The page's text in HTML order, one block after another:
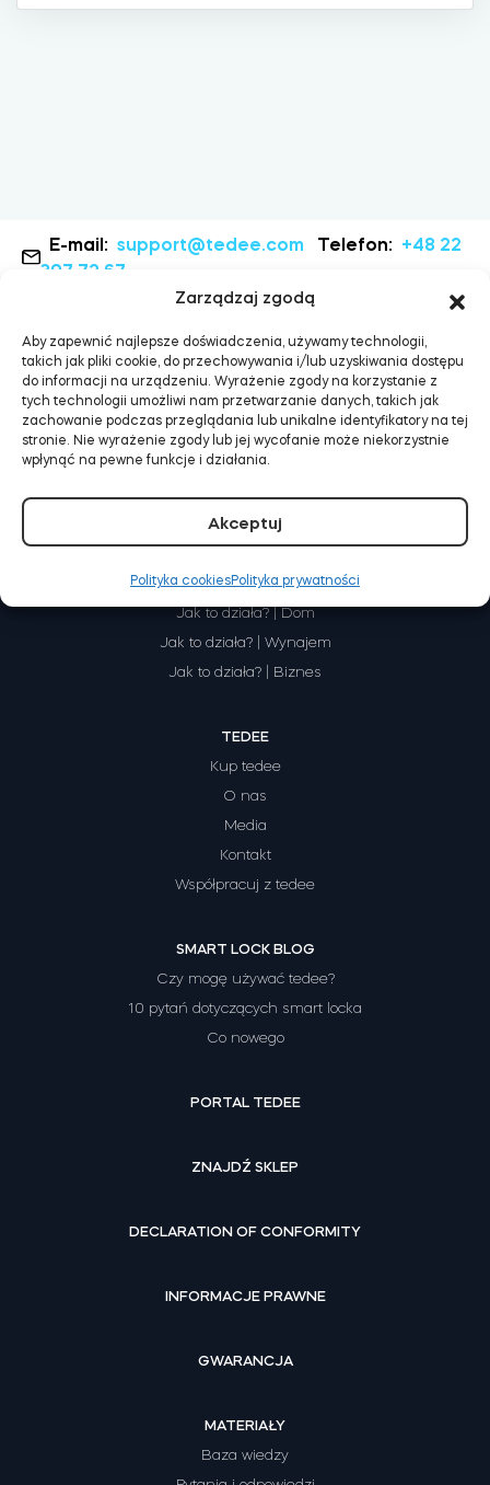
Zarządzaj zgodą
Aby zapewnić najlepsze doświadczenia, używamy technologii,
takich jak pliki cookie, do przechowywania i/lub uzyskiwania dostępu
do informacji na urządzeniu. Wyrażenie zgody na korzystanie z
tych technologii umożliwi nam przetwarzanie danych, takich jak
zachowanie podczas przeglądania lub unikalne identyfikatory na tej
stronie. Nie wyrażenie zgody lub jej wycofanie może niekorzystnie
wpłynąć na pewne funkcje i działania.
Akceptuj
Polityka cookiesPolityka prywatności
Tedee Keypad PRO
Tedee Biometric Module
Tedee Dry Contact
Kup teraz
E-mail: support@tedee.com Telefon: +48 22
307 72 67
JAK TO DZIAŁA
Jak to działa? | Dom
Jak to działa? | Wynajem
Jak to działa? | Biznes
TEDEE
Kup tedee
O nas
Media
Kontakt
Współpracuj z tedee
SMART LOCK BLOG
Czy mogę używać tedee?
10 pytań dotyczących smart locka
Co nowego
PORTAL TEDEE
ZNAJDŹ SKLEP
DECLARATION OF CONFORMITY
INFORMACJE PRAWNE
GWARANCJA
MATERIAŁY
Baza wiedzy